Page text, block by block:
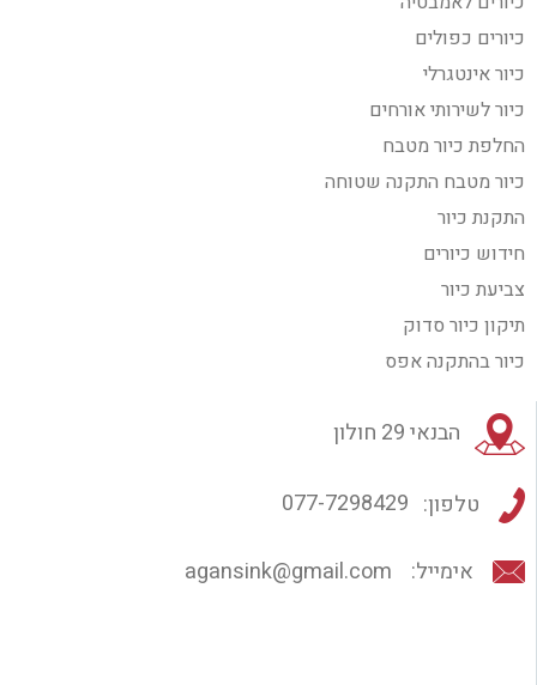
כיורים כפולים
כיור אינטגרלי
כיור לשירותי אורחים
החלפת כיור מטבח
כיור מטבח התקנה שטוחה
התקנת כיור
חידוש כיורים
צביעת כיור
תיקון כיור סדוק
כיור בהתקנה אפס
הבנאי 29 חולון
טלפון: 077-7298429
אימייל: agansink@gmail.com